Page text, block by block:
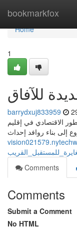
bookmarkfox
Home
Home
1
للآفاق
barrydxuj833959
الاقتصادي في إقليم
Comments
Comments
Submit a Comment
No HTML